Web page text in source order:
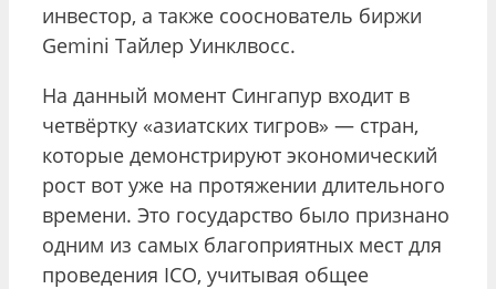
инвестор, а также сооснователь биржи
Gemini Тайлер Уинклвосс.
На данный момент Сингапур входит в
четвёртку «азиатских тигров» — стран,
которые демонстрируют экономический
рост вот уже на протяжении длительного
времени. Это государство было признано
одним из самых благоприятных мест для
проведения ICO, учитывая общее